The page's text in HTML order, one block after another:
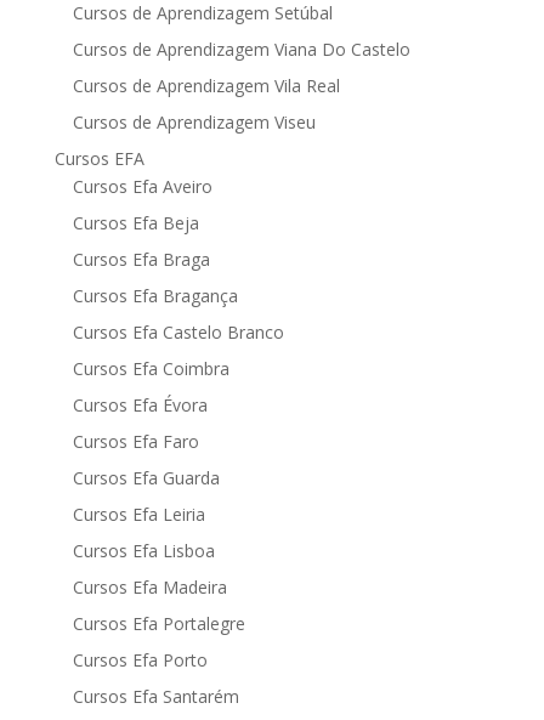
Cursos de Aprendizagem Setúbal
Cursos de Aprendizagem Viana Do Castelo
Cursos de Aprendizagem Vila Real
Cursos de Aprendizagem Viseu
Cursos EFA
Cursos Efa Aveiro
Cursos Efa Beja
Cursos Efa Braga
Cursos Efa Bragança
Cursos Efa Castelo Branco
Cursos Efa Coimbra
Cursos Efa Évora
Cursos Efa Faro
Cursos Efa Guarda
Cursos Efa Leiria
Cursos Efa Lisboa
Cursos Efa Madeira
Cursos Efa Portalegre
Cursos Efa Porto
Cursos Efa Santarém